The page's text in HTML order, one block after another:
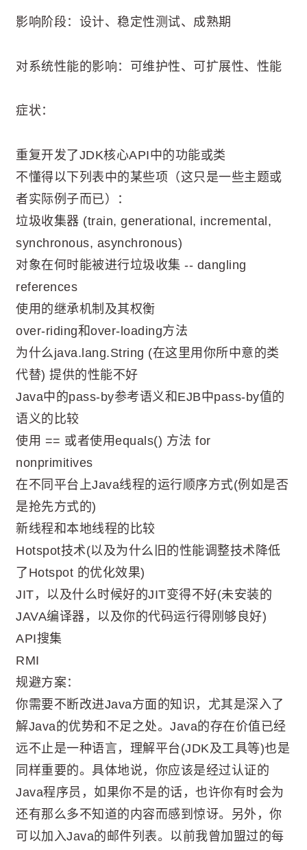
影响阶段：设计、稳定性测试、成熟期
对系统性能的影响：可维护性、可扩展性、性能
症状：
重复开发了JDK核心API中的功能或类
不懂得以下列表中的某些项（这只是一些主题或
者实际例子而已）：
垃圾收集器 (train, generational, incremental,
synchronous, asynchronous)
对象在何时能被进行垃圾收集 -- dangling
references
使用的继承机制及其权衡
over-riding和over-loading方法
为什么java.lang.String (在这里用你所中意的类
代替) 提供的性能不好
Java中的pass-by参考语义和EJB中pass-by值的
语义的比较
使用 == 或者使用equals() 方法 for
nonprimitives
在不同平台上Java线程的运行顺序方式(例如是否
是抢先方式的)
新线程和本地线程的比较
Hotspot技术(以及为什么旧的性能调整技术降低
了Hotspot 的优化效果)
JIT，以及什么时候好的JIT变得不好(未安装的
JAVA编译器，以及你的代码运行得刚够良好)
API搜集
RMI
规避方案：
你需要不断改进Java方面的知识，尤其是深入了
解Java的优势和不足之处。Java的存在价值已经
远不止是一种语言，理解平台(JDK及工具等)也是
同样重要的。具体地说，你应该是经过认证的
Java程序员，如果你不是的话，也许你有时会为
还有那么多不知道的内容而感到惊讶。另外，你
可以加入Java的邮件列表。以前我曾加盟过的每